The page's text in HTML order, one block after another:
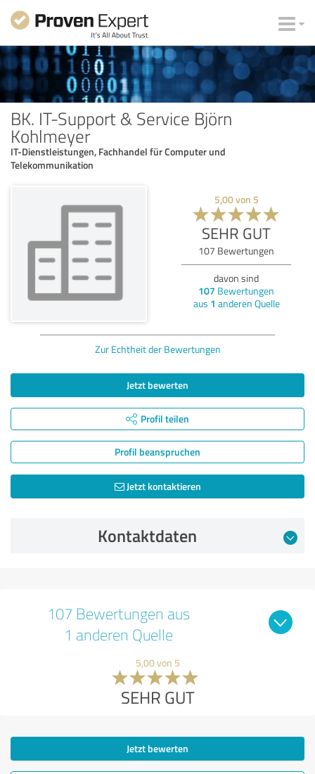
BK. IT-Support & Service Björn
Kohlmeyer
IT-Dienstleistungen, Fachhandel für Computer und
Telekommunikation
5,00von 5
SEHR GUT
107 Bewertungen
davon sind
107 Bewertungen
aus 1 anderen Quelle
Zur Echtheit der Bewertungen
Jetzt bewerten
Profil teilen
Profil beanspruchen
Jetzt kontaktieren
Kontaktdaten
107 Bewertungen aus
1 anderen Quelle
5,00 von 5
SEHR GUT
Jetzt bewerten